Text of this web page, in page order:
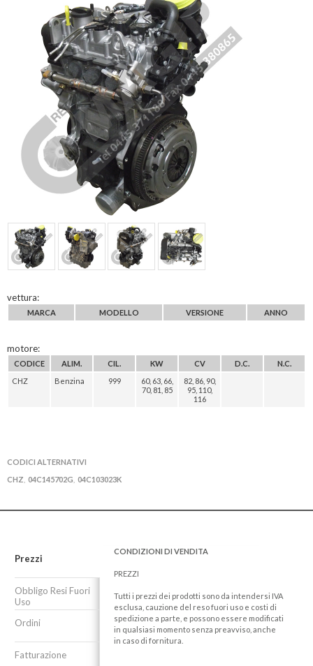
vettura:
MARCA MODELLO VERSIONE ANNO
motore:
CODICE ALIM. CIL. KW CV D.C.
N.C.
CHZ
Benzina 999
60, 63, 66,
70, 81, 85
82, 86, 90,
95, 110,
116
CODICI ALTERNATIVI
CHZ 04C145702G 04C103023K
Prezzi
Obbligo Resi Fuori
Uso
Ordini
Fatturazione
CONDIZIONI DI VENDITA
PREZZI
Tutti i prezzi dei prodotti sono da intendersi IVA
esclusa, cauzione del reso fuori uso e costi di
spedizione a parte, e possono essere modificati
in qualsiasi momento senza preavviso, anche
in caso di fornitura.